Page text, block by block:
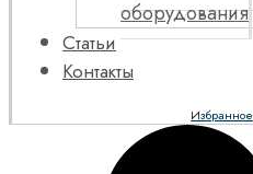
оборудования
Статьи
Контакты
Избранное